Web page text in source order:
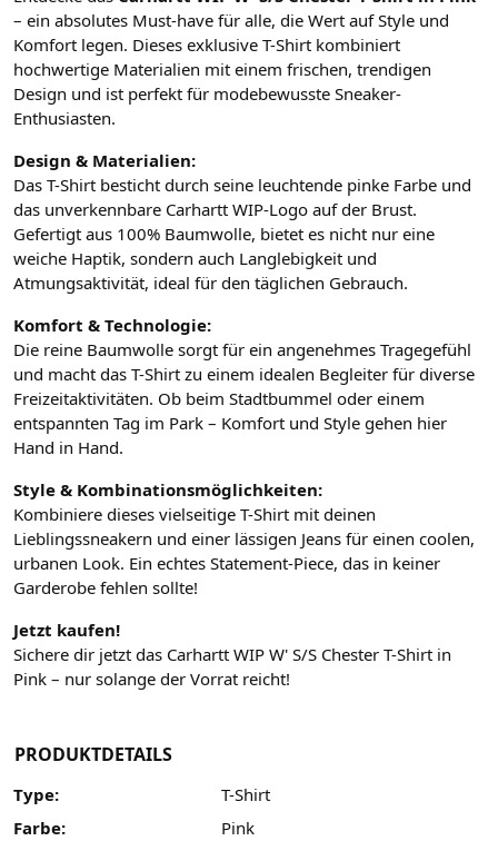
– ein absolutes Must-have für alle, die Wert auf Style und
Komfort legen. Dieses exklusive T-Shirt kombiniert
hochwertige Materialien mit einem frischen, trendigen
Design und ist perfekt für modebewusste Sneaker-
Enthusiasten.
Design & Materialien:
Das T-Shirt besticht durch seine leuchtende pinke Farbe und
das unverkennbare Carhartt WIP-Logo auf der Brust.
Gefertigt aus 100% Baumwolle, bietet es nicht nur eine
weiche Haptik, sondern auch Langlebigkeit und
Atmungsaktivität, ideal für den täglichen Gebrauch.
Komfort & Technologie:
Die reine Baumwolle sorgt für ein angenehmes Tragegefühl
und macht das T-Shirt zu einem idealen Begleiter für diverse
Freizeitaktivitäten. Ob beim Stadtbummel oder einem
entspannten Tag im Park – Komfort und Style gehen hier
Hand in Hand.
Style & Kombinationsmöglichkeiten:
Kombiniere dieses vielseitige T-Shirt mit deinen
Lieblingssneakern und einer lässigen Jeans für einen coolen,
urbanen Look. Ein echtes Statement-Piece, das in keiner
Garderobe fehlen sollte!
Jetzt kaufen!
Sichere dir jetzt das Carhartt WIP W' S/S Chester T-Shirt in
Pink – nur solange der Vorrat reicht!
PRODUKTDETAILS
Type:
T-Shirt
Farbe:
Pink